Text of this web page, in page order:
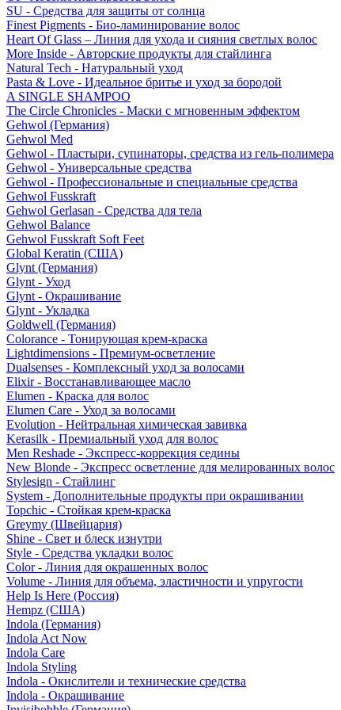
SU - Средства для защиты от солнца
Finest Pigments - Био-ламинирование волос
Heart Of Glass – Линия для ухода и сияния светлых волос
More Inside - Авторские продукты для стайлинга
Natural Tech - Натуральный уход
Pasta & Love - Идеальное бритье и уход за бородой
A SINGLE SHAMPOO
The Circle Chronicles - Маски с мгновенным эффектом
Gehwol (Германия)
Gehwol Med
Gehwol - Пластыри, супинаторы, средства из гель-полимера
Gehwol - Универсальные средства
Gehwol - Профессиональные и специальные средства
Gehwol Fusskraft
Gehwol Gerlasan - Средства для тела
Gehwol Balance
Gehwol Fusskraft Soft Feet
Global Keratin (США)
Glynt (Германия)
Glynt - Уход
Glynt - Окрашивание
Glynt - Укладка
Goldwell (Германия)
Colorance - Тонирующая крем-краска
Lightdimensions - Премиум-осветление
Dualsenses - Комплексный уход за волосами
Elixir - Восстанавливающее масло
Elumen - Краска для волос
Elumen Care - Уход за волосами
Evolution - Нейтральная химическая завивка
Kerasilk - Премиальный уход для волос
Men Reshade - Экспресс-коррекция седины
New Blonde - Экспресс осветление для мелированных волос
Stylesign - Стайлинг
System - Дополнительные продукты при окрашивании
Topchic - Стойкая крем-краска
Greymy (Швейцария)
Shine - Свет и блеск изнутри
Style - Средства укладки волос
Color - Линия для окрашенных волос
Volume - Линия для объема, эластичности и упругости
Help Is Here (Россия)
Hempz (США)
Indola (Германия)
Indola Act Now
Indola Care
Indola Styling
Indola - Окислители и технические средства
Indola - Окрашивание